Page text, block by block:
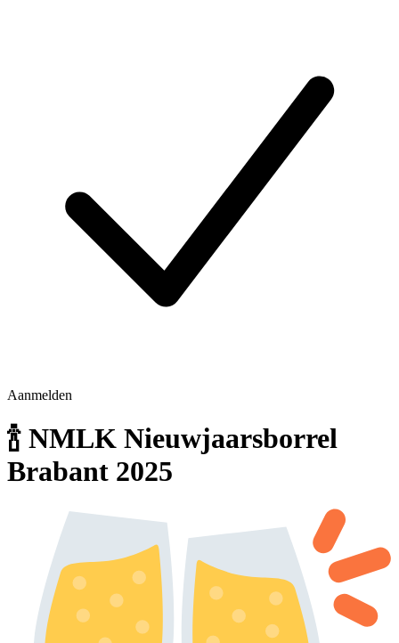
Aanmelden
🍾 NMLK Nieuwjaarsborrel
Brabant 2025